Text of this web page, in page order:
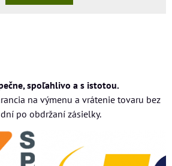
spoľahlivo a s istotou.
na výmenu a vrátenie tovaru bez
po obdržaní zásielky.